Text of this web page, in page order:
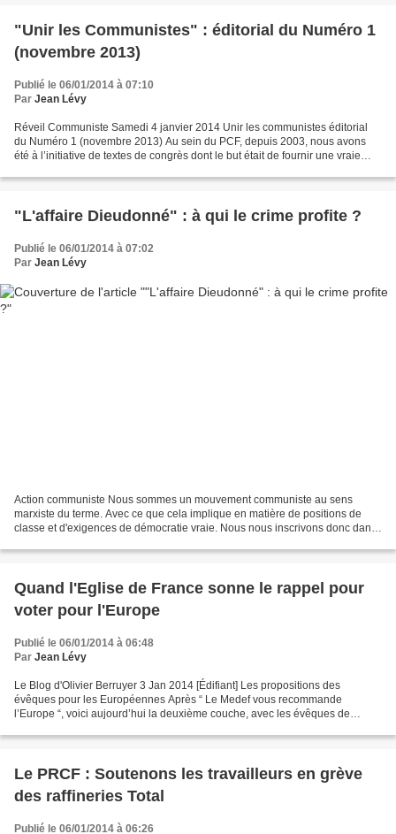
"Unir les Communistes" : éditorial du Numéro 1
(novembre 2013)
Publié le 06/01/2014 à 07:10
Par Jean Lévy
Réveil Communiste Samedi 4 janvier 2014 Unir les communistes éditorial
du Numéro 1 (novembre 2013) Au sein du PCF, depuis 2003, nous avons
été à l’initiative de textes de congrès dont le but était de fournir une vraie
"L'affaire Dieudonné" : à qui le crime profite ?
Publié le 06/01/2014 à 07:02
Par Jean Lévy
Action communiste Nous sommes un mouvement communiste au sens
marxiste du terme. Avec ce que cela implique en matière de positions de
classe et d'exigences de démocratie vraie. Nous nous inscrivons donc dans
Quand l'Eglise de France sonne le rappel pour
voter pour l'Europe
Publié le 06/01/2014 à 06:48
Par Jean Lévy
Le Blog d'Olivier Berruyer 3 Jan 2014 [Édifiant] Les propositions des
évêques pour les Européennes Après “ Le Medef vous recommande
l’Europe “, voici aujourd’hui la deuxième couche, avec les évêques de
Le PRCF : Soutenons les travailleurs en grève
des raffineries Total
Publié le 06/01/2014 à 06:26